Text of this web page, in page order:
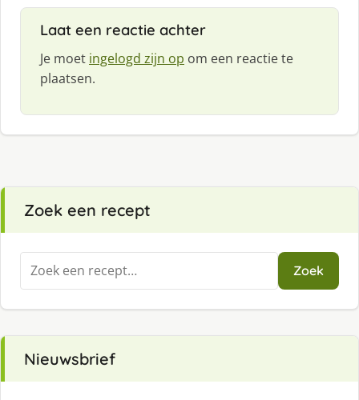
Laat een reactie achter
Je moet ingelogd zijn op om een reactie te
plaatsen.
Zoek een recept
Zoeken
naar:
Zoek
Nieuwsbrief